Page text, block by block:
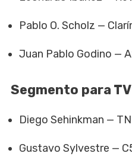
Pablo O. Scholz —
Juan Pablo Godino —
Segmento para
Diego Sehinkman — TN
Gustavo Sylvestre —